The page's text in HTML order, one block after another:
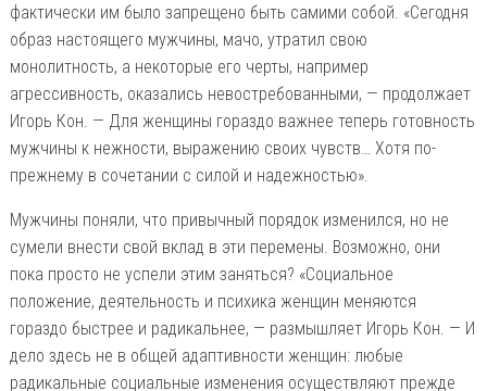
фактически им было запрещено быть самими собой. «Сегодня
образ настоящего мужчины, мачо, утратил свою
монолитность, а некоторые его черты, например
агрессивность, оказались невостребованными, — продолжает
Игорь Кон. — Для женщины гораздо важнее теперь готовность
мужчины к нежности, выражению своих чувств… Хотя по-
прежнему в сочетании с силой и надежностью».
Мужчины поняли, что привычный порядок изменился, но не
сумели внести свой вклад в эти перемены. Возможно, они
пока просто не успели этим заняться? «Социальное
положение, деятельность и психика женщин меняются
гораздо быстрее и радикальнее, — размышляет Игорь Кон. — И
дело здесь не в общей адаптивности женщин: любые
радикальные социальные изменения осуществляют прежде